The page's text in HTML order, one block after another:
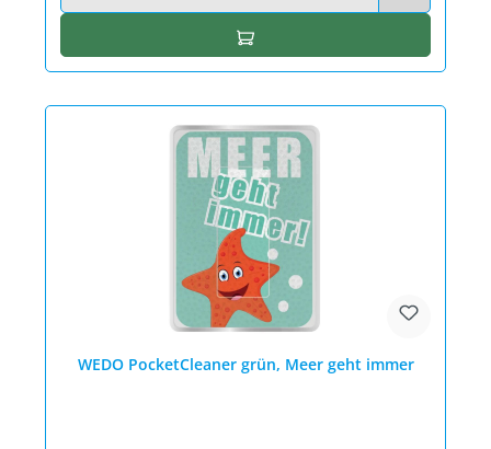
In den Warenkorb
WEDO PocketCleaner grün, Meer geht immer